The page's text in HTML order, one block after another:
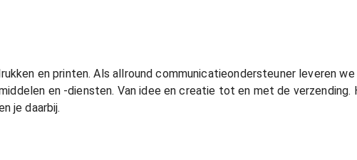
en printen. Als allround communicatieondersteuner leveren we
en -diensten. Van idee en creatie tot en met de verzending.
je daarbij.